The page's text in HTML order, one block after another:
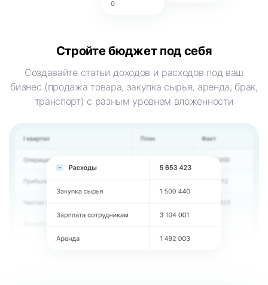
Стройте бюджетпод себя
Создавайте статьи доходов и расходов под ваш
бизнес (продажа товара, закупка сырья, аренда, брак,
транспорт) с разным уровнем вложенности